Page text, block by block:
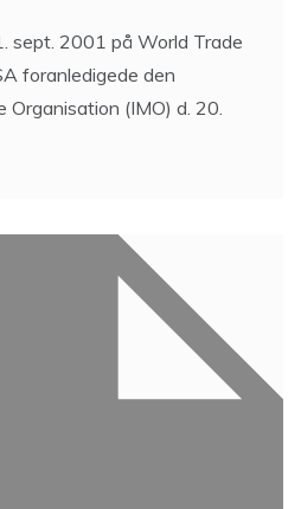
sept. 2001 på World Trade
foranledigede den
Organisation (IMO) d. 20.